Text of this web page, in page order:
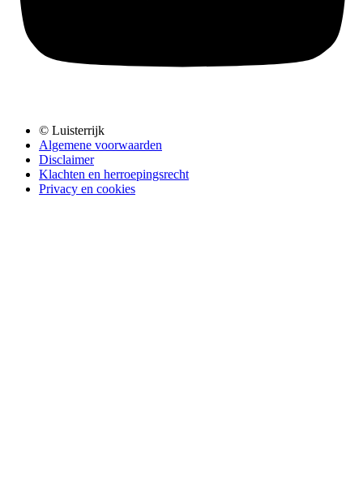
© Luisterrijk
Algemene voorwaarden
Disclaimer
Klachten en herroepingsrecht
Privacy en cookies